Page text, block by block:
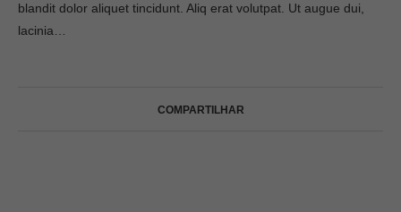
blandit dolor aliquet tincidunt. Aliq erat volutpat. Ut augue dui,
lacinia…
COMPARTILHAR